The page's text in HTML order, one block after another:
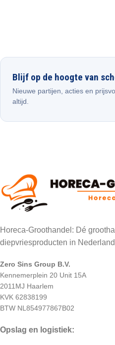
Blijf op de hoogte van
Nieuwe partijen, acties en
altijd.
Horeca-Groothandel: Dé
diepvriesproducten in
Zero Sins Group B.V.
Kennemerplein 20 Unit 15A
2011MJ Haarlem
KVK 62838199
BTW NL854977867B02
Opslag en logistiek: